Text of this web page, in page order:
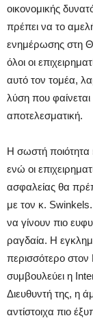
οικονομικής
πρέπει να το
ενημέρωσης στη
όλοι οι
αυτό τον τομέα,
λύση που φαίνεται
αποτελεσματική.
Η σωστή ποιότητα
ενώ οι
ασφαλείας θα
με τον κ.
να γίνουν πιο
ραγδαία. Η
περισσότερο
συμβουλεύει η
Διευθυντή της, η
αντίστοιχα πιο